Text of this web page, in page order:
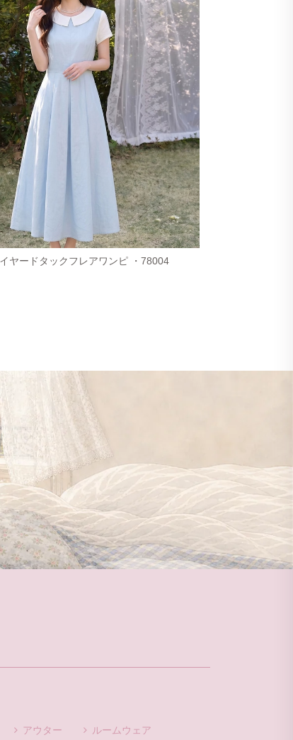
ヤードタックフレアワンピ ・78004
アウター ルームウェア